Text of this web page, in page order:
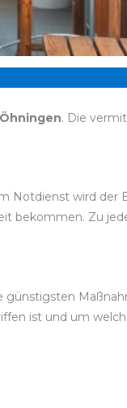
. Die
Notdienst wird der
bekommen. Zu
günstigsten
ist und um